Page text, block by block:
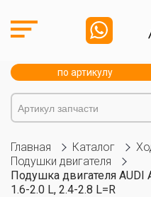
по артикулу
Главная Каталог
Подушки двигателя
Подушка двигателя AUDI
1.6-2.0 L, 2.4-2.8 L=R